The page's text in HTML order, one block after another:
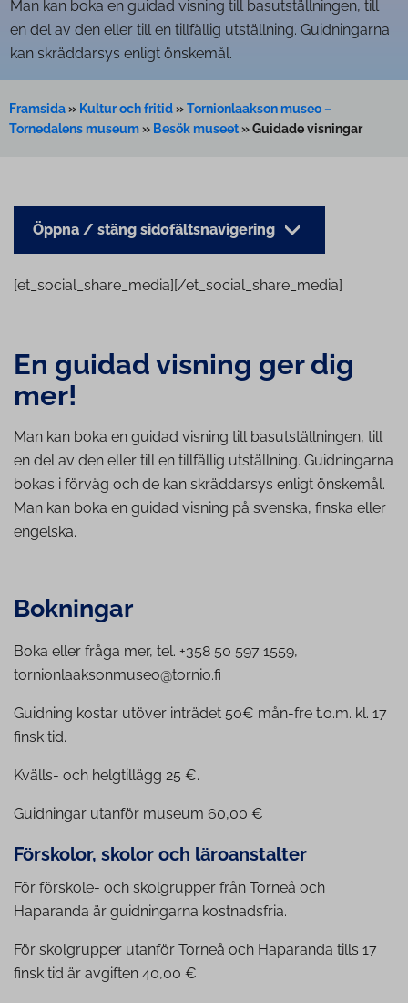
Man kan boka en guidad visning till basutställningen, till
en del av den eller till en tillfällig utställning. Guidningarna
kan skräddarsys enligt önskemål.
Framsida» Kultur och fritid»Tornionlaakson museo –
Tornedalens museum» Besök museet»Guidade visningar
Öppna / stäng sidofältsnavigering
[et_social_share_media][/et_social_share_media]
En guidad visning ger dig
mer!
Man kan boka en guidad visning till basutställningen, till
en del av den eller till en tillfällig utställning. Guidningarna
bokas i förväg och de kan skräddarsys enligt önskemål.
Man kan boka en guidad visning på svenska, finska eller
engelska.
Bokningar
Boka eller fråga mer, tel. +358 50 597 1559,
tornionlaaksonmuseo@tornio.fi
Guidning kostar utöver inträdet 50€ mån-fre t.o.m. kl. 17
finsk tid.
Kvälls- och helgtillägg 25 €.
Guidningar utanför museum 60,00 €
Förskolor, skolor och läro­an­stal­ter
För förskole- och skolgrupper från Torneå och
Haparanda är guidningarna kostnadsfria.
För skolgrupper utanför Torneå och Haparanda tills 17
finsk tid är avgiften 40,00 €